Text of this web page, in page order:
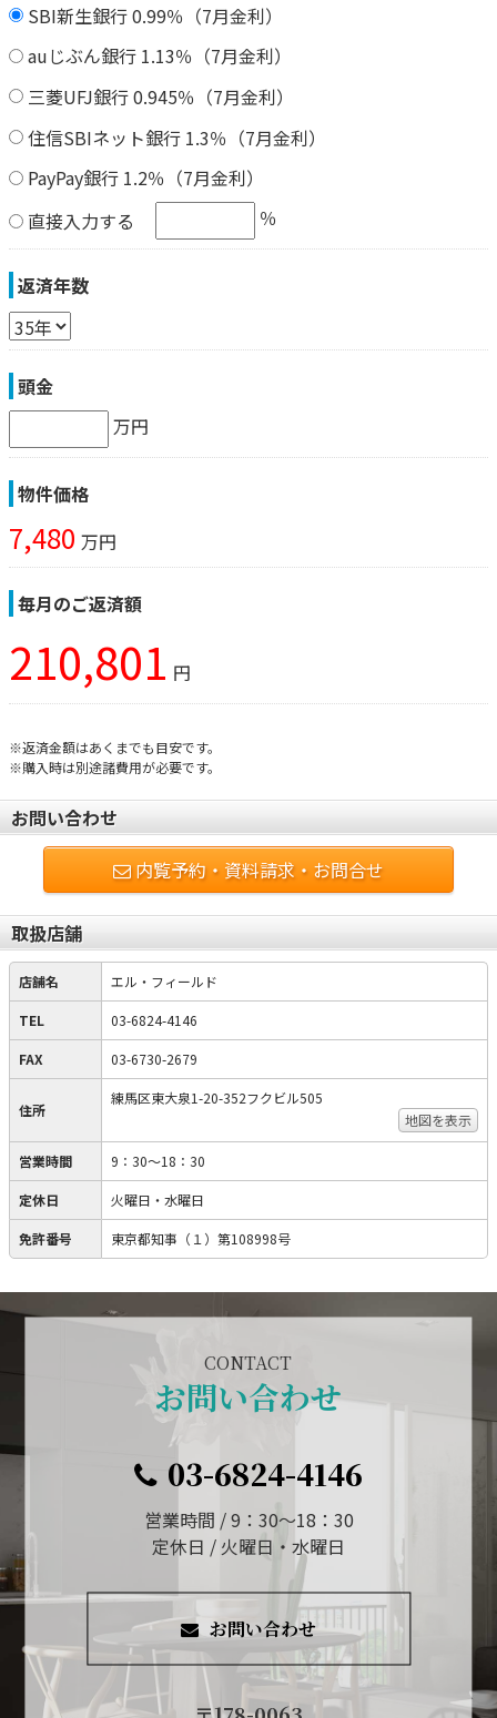
SBI新生銀行 0.99％（7月金利）
auじぶん銀行 1.13％（7月金利）
三菱UFJ銀行 0.945％（7月金利）
住信SBIネット銀行 1.3％（7月金利）
PayPay銀行 1.2％（7月金利）
直接入力する
％
返済年数
頭金
万円
物件価格
7,480 万円
毎月のご返済額
210,801 円
※返済金額はあくまでも目安です。
※購入時は別途諸費用が必要です。
お問い合わせ
内覧予約・資料請求・お問合せ
取扱店舗
店舗名 エル・フィールド
TEL 03-6824-4146
FAX 03-6730-2679
住所
練馬区東大泉1-20-352フクビル505
地図を表示
営業時間 9：30～18：30
定休日 火曜日・水曜日
免許番号 東京都知事（１）第108998号
CONTACT
お問い合わせ
03-6824-4146
営業時間 / 9：30～18：30
定休日 / 火曜日・水曜日
お問い合わせ